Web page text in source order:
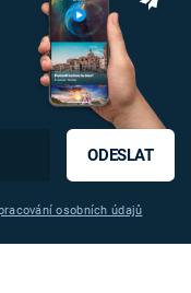
ODESLAT
osobních údajů